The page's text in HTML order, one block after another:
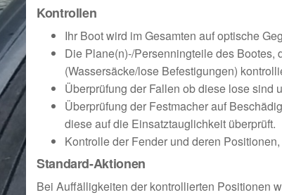
Kontrollen
Ihr Boot wird im Gesamten auf optische
Die Plane(n)-/Persenningteile des Bootes,
(Wassersäcke/lose Befestigungen)
Überprüfung der Fallen ob diese lose sind
Überprüfung der Festmacher auf
diese auf die Einsatztauglichkeit überprüft.
Kontrolle der Fender und deren
Standard-Aktionen
Bei Auffälligkeiten der kontrollierten Positionen